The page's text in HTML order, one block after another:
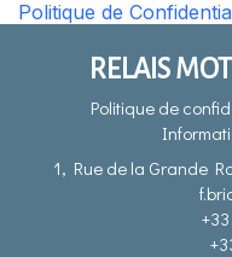
Politique de
RELAIS
Politique de
1, Rue de la Grande